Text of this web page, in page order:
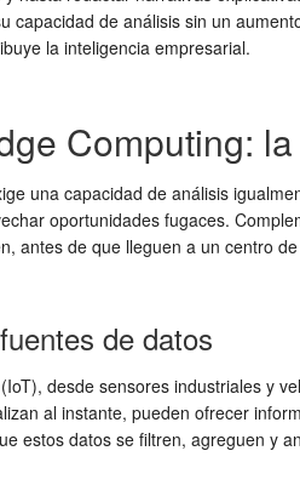
capacidad de análisis sin un
la inteligencia empresarial.
Computing:
una capacidad de análisis
oportunidades fugaces.
antes de que lleguen a un centro
de datos
desde sensores industriales y
al instante, pueden ofrecer
estos datos se filtren, agreguen